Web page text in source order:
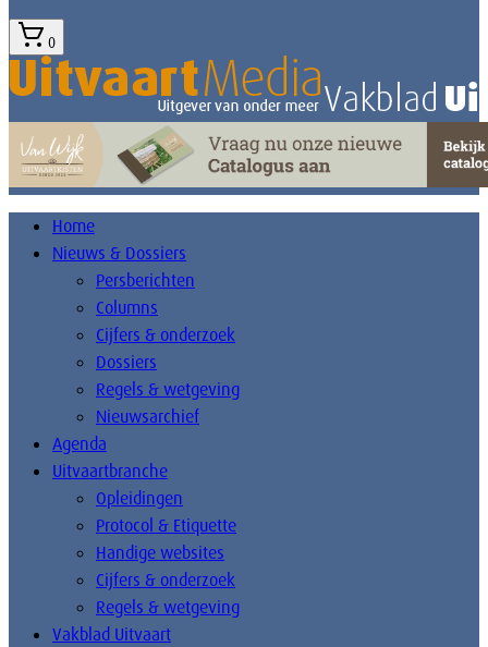
0
Home
Nieuws & Dossiers
Persberichten
Columns
Cijfers & onderzoek
Dossiers
Regels & wetgeving
Nieuwsarchief
Agenda
Uitvaartbranche
Opleidingen
Protocol & Etiquette
Handige websites
Cijfers & onderzoek
Regels & wetgeving
Vakblad Uitvaart